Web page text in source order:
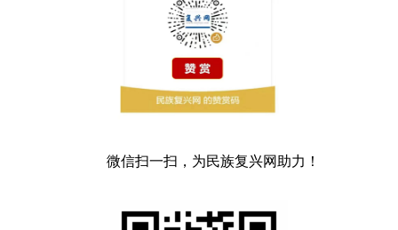
微信扫一扫，为民族复兴网助力！